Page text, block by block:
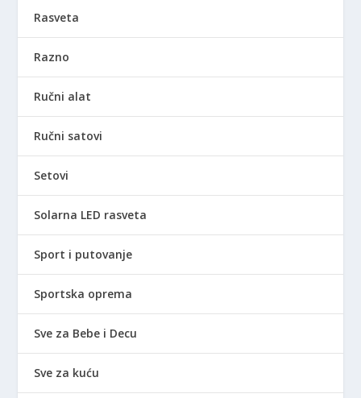
Rasveta
Razno
Ručni alat
Ručni satovi
Setovi
Solarna LED rasveta
Sport i putovanje
Sportska oprema
Sve za Bebe i Decu
Sve za kuću